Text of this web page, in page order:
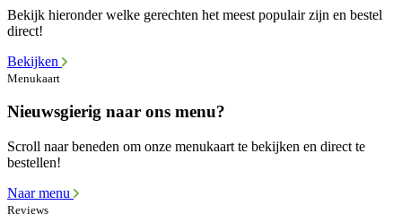
Bekijk hieronder welke gerechten het meest populair zijn en bestel
direct!
Bekijken
Menukaart
Nieuwsgierig naar ons menu?
Scroll naar beneden om onze menukaart te bekijken en direct te
bestellen!
Naar menu
Reviews